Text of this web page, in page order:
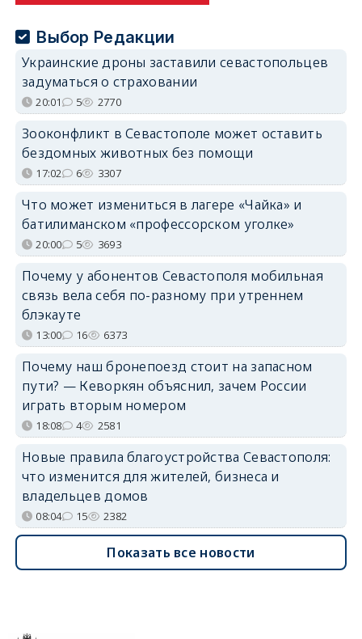
Выбор Редакции
Украинские дроны заставили севастопольцев
задуматься о страховании
20:01 5 2770
Зооконфликт в Севастополе может оставить
бездомных животных без помощи
17:02 6 3307
Что может измениться в лагере «Чайка» и
батилиманском «профессорском уголке»
20:00 5 3693
Почему у абонентов Севастополя мобильная
связь вела себя по-разному при утреннем
блэкауте
13:00 16 6373
Почему наш бронепоезд стоит на запасном
пути? — Кеворкян объяснил, зачем России
играть вторым номером
18:08 4 2581
Новые правила благоустройства Севастополя:
что изменится для жителей, бизнеса и
владельцев домов
08:04 15 2382
Показать все новости